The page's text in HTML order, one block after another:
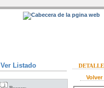
Ver Listado
Volver